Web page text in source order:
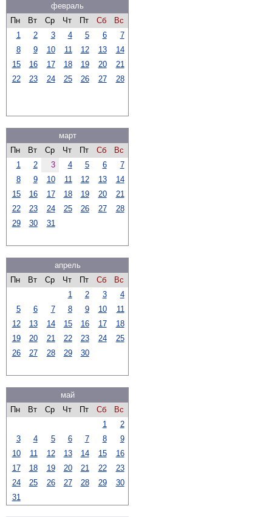
февраль
Пн
Вт Ср Чт Пт Сб
Вс
1
2 3 4 5 6
7
8
9 10 11 12 13
14
15
16 17 18 19 20
21
22
23 24 25 26 27 28
март
Пн
Вт Ср Чт Пт Сб
Вс
1
2 3 4 5 6
7
8
9 10 11 12 13
14
15
16 17 18 19 20
21
22
23 24 25 26 27
28
29
30 31
апрель
Пн
Вт Ср Чт Пт Сб
Вс
1
2 3
4
5
6 7 8 9 10
11
12
13 14 15 16 17
18
19
20 21 22 23 24
25
26
27 28 29 30
май
Пн
Вт Ср Чт Пт Сб
Вс
1
2
3
4 5 6 7 8
9
10
11 12 13 14 15
16
17
18 19 20 21 22
23
24
25 26 27 28 29
30
31